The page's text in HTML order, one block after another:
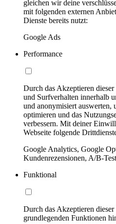
gleichen wir deine
mit folgenden externen
Dienste bereits nutzt:
Google Ads
Performance
Durch das Akzeptieren
und Surfverhalten innerhalb
und anonymisiert auswerten,
optimieren und das
verbessern. Mit deiner
Webseite folgende
Google Analytics, Google
Kundenrezensionen, A/B-
Funktional
Durch das Akzeptieren
grundlegenden Funktionen